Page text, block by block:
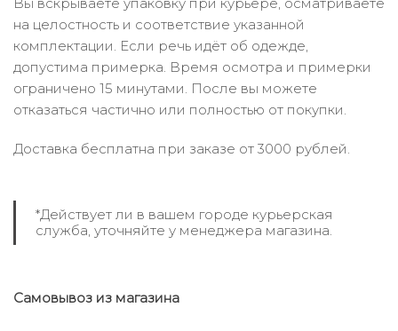
на целостность и соответствие указанной
комплектации. Если речь идёт об одежде,
допустима примерка. Время осмотра и примерки
ограничено 15 минутами. После вы можете
отказаться частично или полностью от покупки.
Доставка бесплатна при заказе от 3000 рублей.
*Действует ли в вашем городе курьерская
служба, уточняйте у менеджера магазина.
Самовывоз из магазина